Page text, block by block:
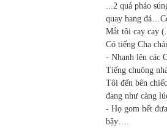
...2 quả pháo
quay hang
Mắt tôi cay cay
Có tiếng Cha
- Nhanh lên các
Tiếng chuông
Tôi đến bên
đang như càng
- Họ gom hết
bậy….